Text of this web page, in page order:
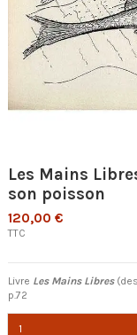
Les Mains
son poisson
120,00 €
TTC
Livre Les Mains Libres
p.72